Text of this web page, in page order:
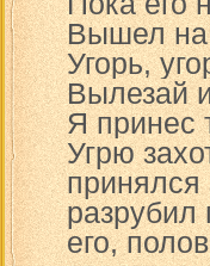
Вышел на
Угорь,
Вылезай
Я принес
Угрю
принялся
разрубил
его,